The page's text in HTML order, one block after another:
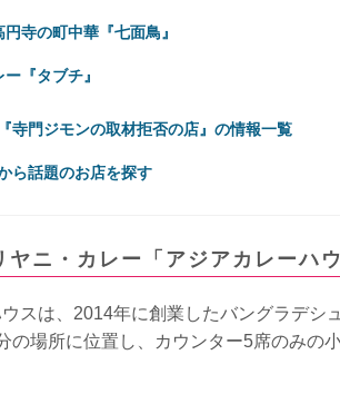
寺の町中華『七面鳥』
『タブチ』
寺門ジモンの取材拒否の店』の情報一覧
ら話題のお店を探す
ヤニ・カレー「アジアカレーハ
スは、2014年に創業したバングラデ
の場所に位置し、カウンター5席のみの